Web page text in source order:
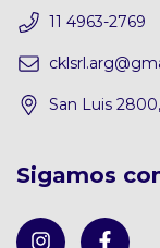
11 4963-2769
San Luis
Sigamos